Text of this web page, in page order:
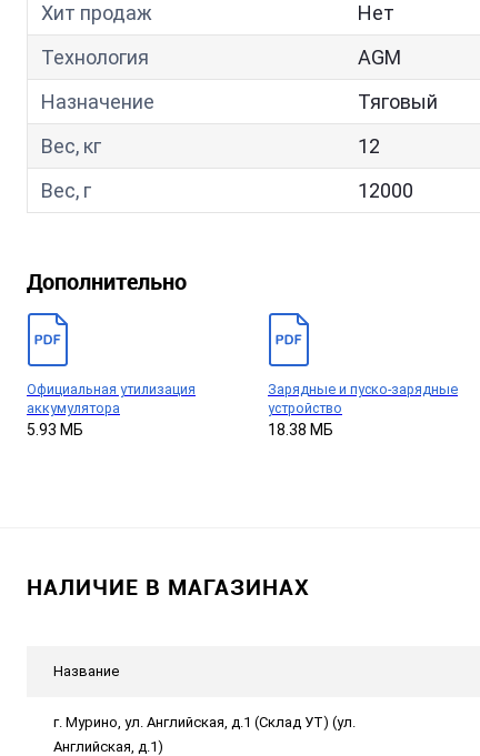
Хит продаж
Нет
Технология
AGM
Назначение
Тяговый
Вес, кг
12
Вес, г
12000
Дополнительно
Официальная утилизация
аккумулятора
5.93 МБ
Зарядные и пуско-зарядные
устройство
18.38 МБ
НАЛИЧИЕ В МАГАЗИНАХ
Название
г. Мурино, ул. Английская, д.1 (Склад УТ) (ул.
Английская, д.1)